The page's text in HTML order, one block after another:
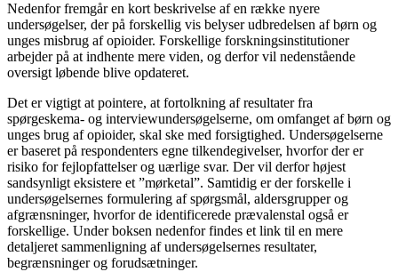
Nedenfor fremgår en kort beskrivelse af en række nyere
undersøgelser, der på forskellig vis belyser udbredelsen af børn og
unges misbrug af opioider. Forskellige forskningsinstitutioner
arbejder på at indhente mere viden, og derfor vil nedenstående
oversigt løbende blive opdateret.
Det er vigtigt at pointere, at fortolkning af resultater fra
spørgeskema- og interviewundersøgelserne, om omfanget af børn og
unges brug af opioider, skal ske med forsigtighed. Undersøgelserne
er baseret på respondenters egne tilkendegivelser, hvorfor der er
risiko for fejlopfattelser og uærlige svar. Der vil derfor højest
sandsynligt eksistere et ”mørketal”. Samtidig er der forskelle i
undersøgelsernes formulering af spørgsmål, aldersgrupper og
afgrænsninger, hvorfor de identificerede prævalenstal også er
forskellige. Under boksen nedenfor findes et link til en mere
detaljeret sammenligning af undersøgelsernes resultater,
begrænsninger og forudsætninger.